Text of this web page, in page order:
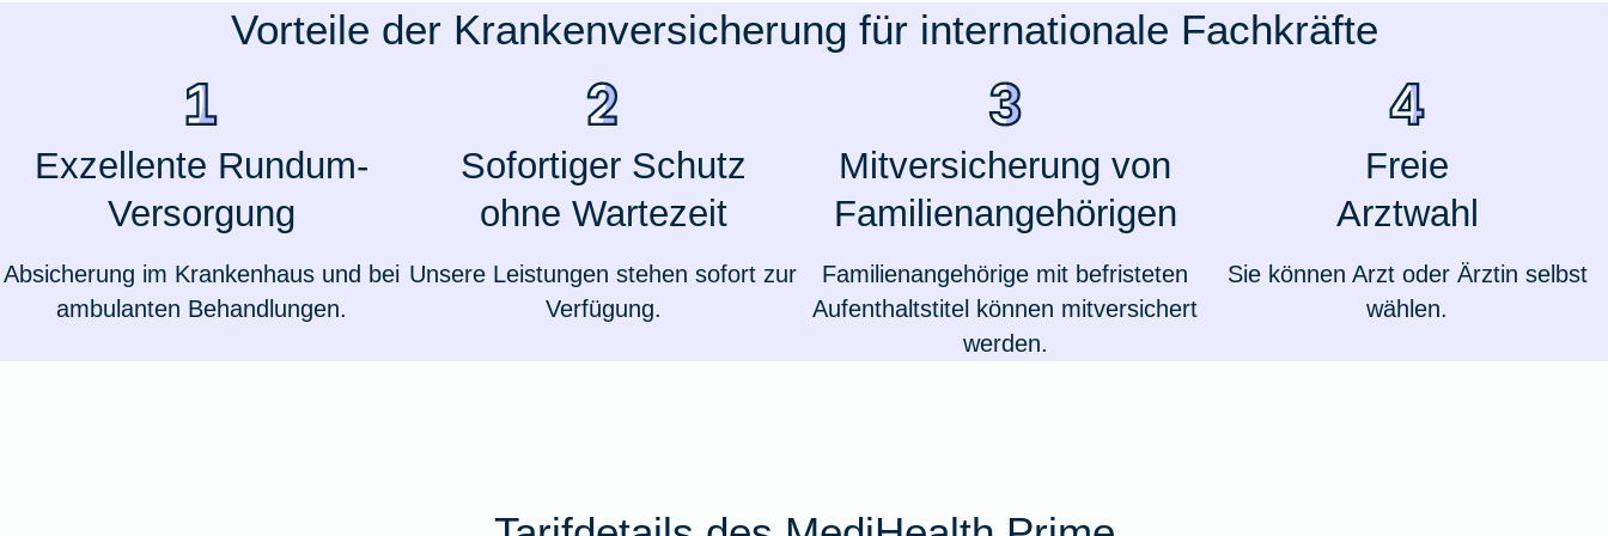
Ausstellungsversicherung
Valorenversicherung
Oldtimersammlungsversicherung
Vorteile der Krankenversicherung für internationale Fachkräfte
Exzellente Rundum-
Versorgung
Absicherung im Krankenhaus und bei
ambulanten Behandlungen.
Sofortiger Schutz
ohne Wartezeit
Unsere Leistungen stehen sofort zur
Verfügung.
Mitversicherung von
Familienangehörigen
Familienangehörige mit befristeten
Aufenthaltstitel können mitversichert
werden.
Freie
Arztwahl
Sie können Arzt oder Ärztin selbst
wählen.